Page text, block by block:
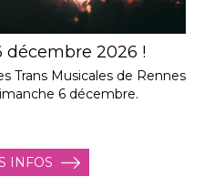
décembre 2026 !
Trans Musicales de Rennes
6 décembre.
INFOS